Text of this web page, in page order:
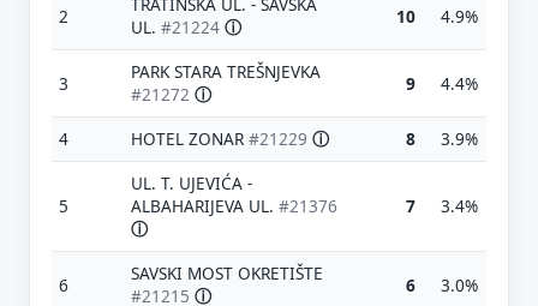
2
UL. #21224 ⓘ 10 4.9%
3
PARK STARA TREŠNJEVKA
#21272 ⓘ 9 4.4%
4 HOTEL ZONAR #21229 ⓘ 8 3.9%
5
UL. T. UJEVIĆA -
ALBAHARIJEVA UL. #21376
ⓘ
7 3.4%
6
SAVSKI MOST OKRETIŠTE
#21215 ⓘ 6 3.0%